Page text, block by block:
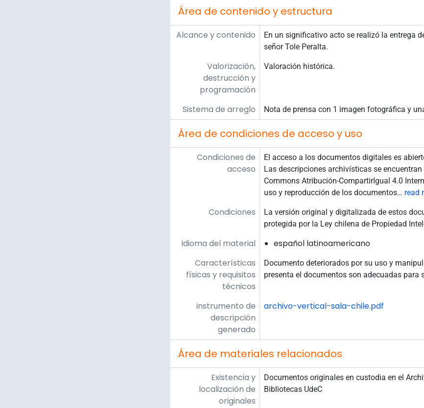
Área de contenido y estructura
Alcance y contenido
En un significativo acto se realizó la entrega
señor Tole Peralta.
Valorización,
destrucción y
programación
Valoración histórica.
Sistema de arreglo Nota de prensa con 1 imagen fotográfica y
Área de condiciones de acceso y uso
Condiciones de
acceso
El acceso a los documentos digitales es
Las descripciones archivísticas se
Commons Atribución-CompartirIgual 4.0
uso y reproducción de los documentos… read
Condiciones
La versión original y digitalizada de estos
protegida por la Ley chilena de Propiedad
Idioma del material
español latinoamericano
Características
físicas y requisitos
técnicos
Documento deteriorados por su uso y
presenta el documentos son adecuadas para
instrumento de
descripción
generado
archivo-vertical-sala-chile.pdf
Área de materiales relacionados
Existencia y
localización de
originales
Documentos originales en custodia en el
Bibliotecas UdeC